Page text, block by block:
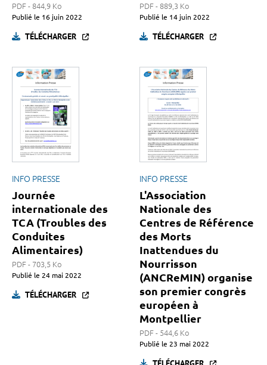
PDF - 844,9 Ko
Publié le 16 juin 2022
TÉLÉCHARGER
PDF - 889,3 Ko
Publié le 14 juin 2022
TÉLÉCHARGER
INFO PRESSE
Journée
internationale des
TCA (Troubles des
Conduites
Alimentaires)
PDF - 703,5 Ko
Publié le 24 mai 2022
TÉLÉCHARGER
INFO PRESSE
L'Association
Nationale des
Centres de Référence
des Morts
Inattendues du
Nourrisson
(ANCReMIN) organise
son premier congrès
européen à
Montpellier
PDF - 544,6 Ko
Publié le 23 mai 2022